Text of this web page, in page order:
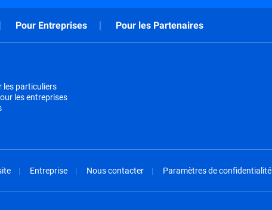
Pour Entreprises Pour les Partenaires
les particuliers
les entreprises
Entreprise Nous contacter Paramètres de confidentialité